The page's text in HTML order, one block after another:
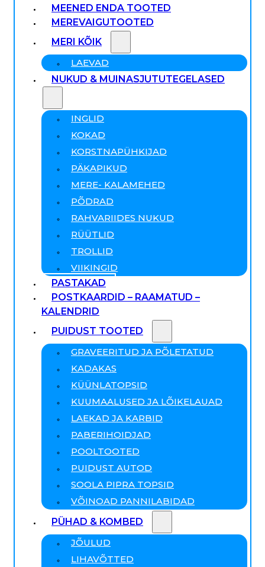
MEENED ENDA TOOTED
MEREVAIGUTOOTED
MERI KÕIK
LAEVAD
NUKUD & MUINASJUTUTEGELASED
INGLID
KOKAD
KORSTNAPÜHKIJAD
PÄKAPIKUD
MERE- KALAMEHED
PÕDRAD
RAHVARIIDES NUKUD
RÜÜTLID
TROLLID
VIIKINGID
PASTAKAD
POSTKAARDID – RAAMATUD –
KALENDRID
PUIDUST TOOTED
GRAVEERITUD JA PÕLETATUD
KADAKAS
KÜÜNLATOPSID
KUUMAALUSED JA LÕIKELAUAD
LAEKAD JA KARBID
PABERIHOIDJAD
POOLTOOTED
PUIDUST AUTOD
SOOLA PIPRA TOPSID
VÕINOAD PANNILABIDAD
PÜHAD & KOMBED
JÕULUD
LIHAVÕTTED